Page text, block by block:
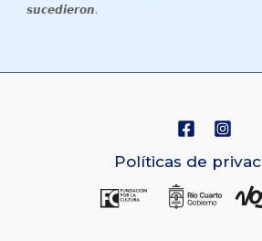
𝙨𝙪𝙘𝙚𝙙𝙞𝙚𝙧𝙤𝙣.
Políticas de